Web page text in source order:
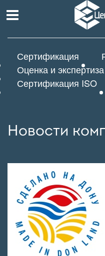
Сертификация
Оценка и экспертиза
Сертификация ISO
Новости